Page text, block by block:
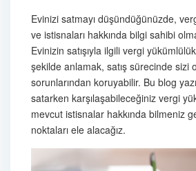
Evinizi satmayı düşündüğünüzde,
ve istisnaları hakkında bilgi sahibi
Evinizin satışıyla ilgili vergi
şekilde anlamak, satış sürecinde sizi
sorunlarından koruyabilir. Bu blog
satarken karşılaşabileceğiniz vergi
mevcut istisnalar hakkında bilmeniz
noktaları ele alacağız.